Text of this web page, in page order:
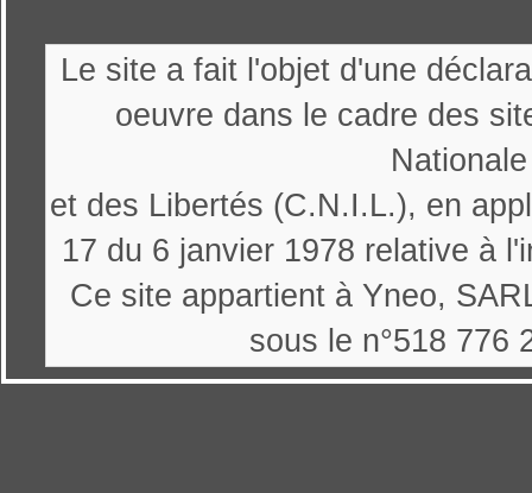
Le site a fait l'objet d'une
oeuvre dans le cadre des
et des Libertés (C.N.I.L.), en
17 du 6 janvier 1978 relative à
Ce site appartient à Yneo,
sous le n°518 776